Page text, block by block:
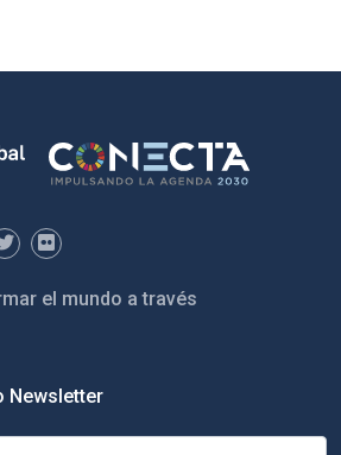
el mundo a través
Newsletter